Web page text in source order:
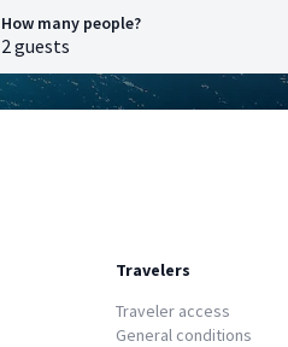
How many people?
Travelers
Traveler access
General conditions